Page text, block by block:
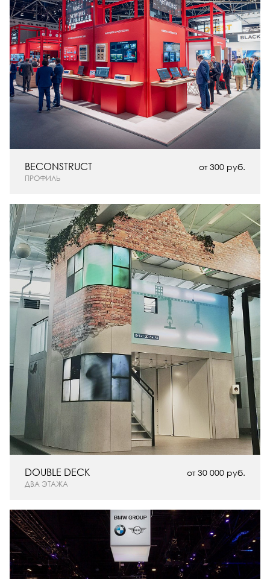
от 300 руб.
ПРОФИЛЬ
BECONSTRUCT
от 30 000 руб.
ДВА ЭТАЖА
DOUBLE DECK